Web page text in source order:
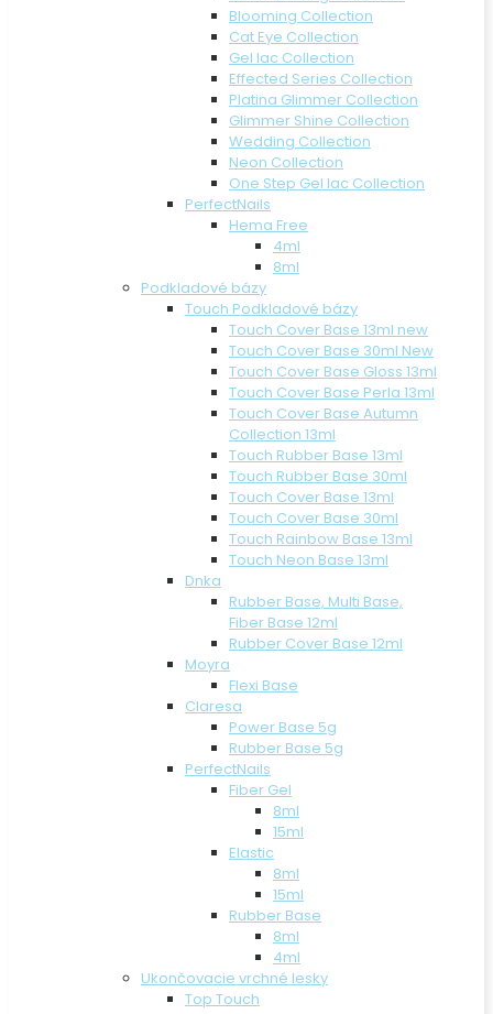
Blooming Collection
Cat Eye Collection
Gel lac Collection
Effected Series Collection
Platina Glimmer Collection
Glimmer Shine Collection
Wedding Collection
Neon Collection
One Step Gel lac Collection
PerfectNails
Hema Free
4ml
8ml
Podkladové bázy
Touch Podkladové bázy
Touch Cover Base 13ml new
Touch Cover Base 30ml New
Touch Cover Base Gloss 13ml
Touch Cover Base Perla 13ml
Touch Cover Base Autumn
Collection 13ml
Touch Rubber Base 13ml
Touch Rubber Base 30ml
Touch Cover Base 13ml
Touch Cover Base 30ml
Touch Rainbow Base 13ml
Touch Neon Base 13ml
Dnka
Rubber Base, Multi Base,
Fiber Base 12ml
Rubber Cover Base 12ml
Moyra
Flexi Base
Claresa
Power Base 5g
Rubber Base 5g
PerfectNails
Fiber Gel
8ml
15ml
Elastic
8ml
15ml
Rubber Base
8ml
4ml
Ukončovacie vrchné lesky
Top Touch